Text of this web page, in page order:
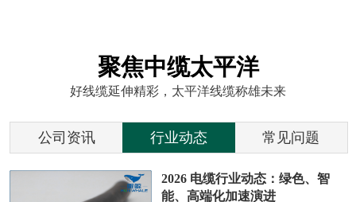
聚焦中缆太平洋
好线缆延伸精彩，太平洋线缆称雄未来
公司资讯 行业动态 常见问题
2026 电缆行业动态：绿色、智
能、高端化加速演进